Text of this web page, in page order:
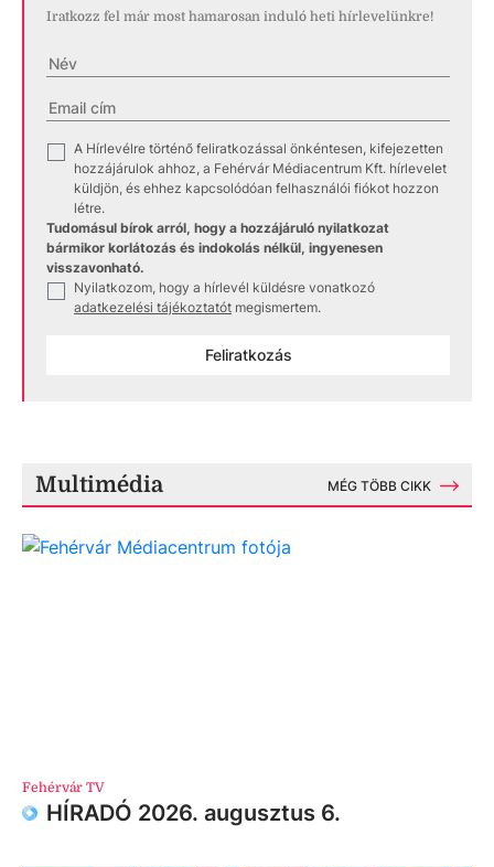
Iratkozz fel már most hamarosan induló heti hírlevelünkre!
A Hírlevélre történő feliratkozással önkéntesen, kifejezetten
hozzájárulok ahhoz, a Fehérvár Médiacentrum Kft. hírlevelet
küldjön, és ehhez kapcsolódóan felhasználói fiókot hozzon
létre.
Tudomásul bírok arról, hogy a hozzájáruló nyilatkozat
bármikor korlátozás és indokolás nélkül, ingyenesen
visszavonható.
Nyilatkozom, hogy a hírlevél küldésre vonatkozó
adatkezelési tájékoztatót megismertem.
Feliratkozás
Multimédia MÉG TÖBB CIKK
Fehérvár TV
HÍRADÓ 2026. augusztus 6.